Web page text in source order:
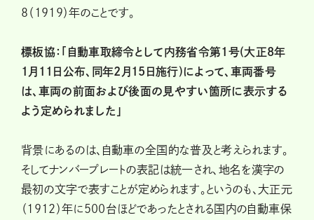
8（1919）年のことです。
標板協：「自動車取締令として内務省令第1号(大正8年
1月11日公布、同年2月15日施行)によって、車両番号
は、車両の前面および後面の見やすい箇所に表示する
よう定められました」
背景にあるのは、自動車の全国的な普及と考えられます。
そしてナンバープレートの表記は統一され、地名を漢字の
最初の文字で表すことが定められます。というのも、大正元
（1912）年に500台ほどであったとされる国内の自動車保